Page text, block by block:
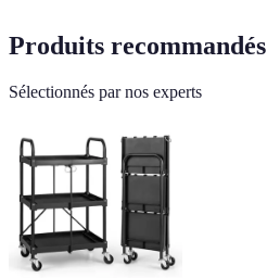
Produits recommandés
Sélectionnés par nos experts